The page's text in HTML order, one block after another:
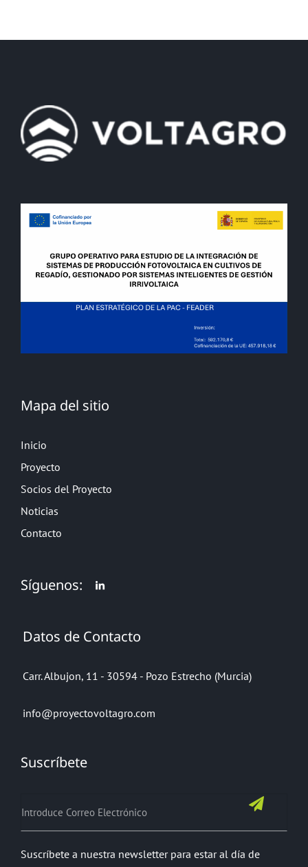
Mapa del sitio
Inicio
Proyecto
Socios del Proyecto
Noticias
Contacto
Síguenos:
Datos de Contacto
Carr. Albujon, 11 - 30594 - Pozo Estrecho (Murcia)
info@proyectovoltagro.com
Suscríbete
Suscríbete a nuestra newsletter para estar al día de